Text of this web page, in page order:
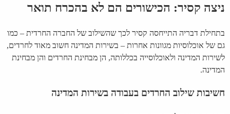
ניצה קסיר: הכישורים הם לא בהכרח תואר
בתחילת דבריה התייחסה קסיר לכך שהשילוב של החברה החרדית – כמו
גם של אוכלוסיות מגוונות אחרות – בשירות המדינה חשוב מאוד לחרדים,
לשירות המדינה ולאוכלוסייה בכללותה, הן מבחינת החרדים והן מבחינת
המדינה.
חשיבות שילוב החרדים בעבודה בשירות המדינה